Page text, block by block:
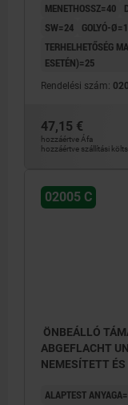
MENETHOSSZ=40
SW=24
GOLYÓ-
TERHELHETŐSÉG
ESETÉN)=25
Rendelési szám:
47,15 €
hozzáértve Áfa
hozzáértve szállítási
02005 C
ÖNBEÁLLÓ
ABGEFLACHT
NEMESÍTETT
ALAPTEST